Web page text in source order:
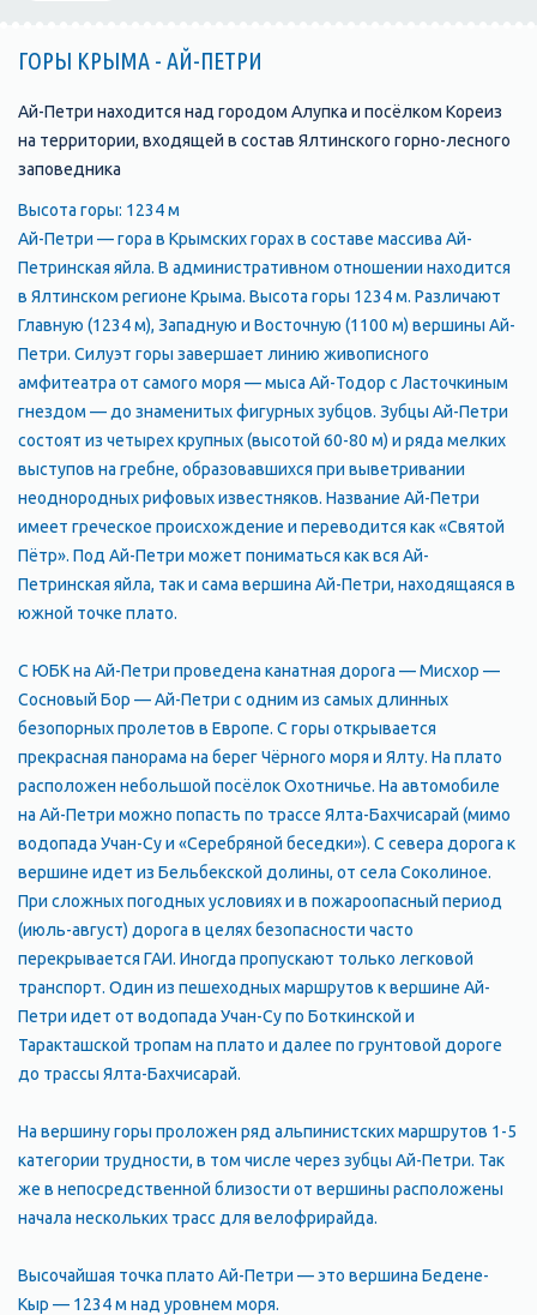
ГОРЫ КРЫМА - АЙ-ПЕТРИ
Ай-Петри находится над городом Алупка и посёлком Кореиз
на территории, входящей в состав Ялтинского горно-лесного
заповедника
Высота горы: 1234 м
Ай-Петри — гора в Крымских горах в составе массива Ай-
Петринская яйла. В административном отношении находится
в Ялтинском регионе Крыма. Высота горы 1234 м. Различают
Главную (1234 м), Западную и Восточную (1100 м) вершины Ай-
Петри. Силуэт горы завершает линию живописного
амфитеатра от самого моря — мыса Ай-Тодор с Ласточкиным
гнездом — до знаменитых фигурных зубцов. Зуб­цы Ай-Петри
состоят из четырех крупных (высотой 60-80 м) и ряда мелких
выступов на гребне, образовавшихся при выветрива­нии
неоднородных рифовых известняков. Название Ай-Петри
имеет греческое происхождение и переводится как «Святой
Пётр». Под Ай-Петри может пониматься как вся Ай-
Петринская яйла, так и сама вершина Ай-Петри, находящаяся в
южной точке плато.
С ЮБК на Ай-Петри проведена канатная дорога — Мисхор —
Сосновый Бор — Ай-Петри с одним из самых длинных
безопорных пролетов в Европе. С горы открывается
прекрасная панорама на берег Чёрного моря и Ялту. На плато
расположен небольшой посёлок Охотничье. На автомобиле
на Ай-Петри можно попасть по трассе Ялта-Бахчисарай (мимо
водопада Учан-Су и «Серебряной беседки»). С севера дорога к
вершине идет из Бельбекской долины, от села Соколиное.
При сложных погодных условиях и в пожароопасный период
(июль-август) дорога в целях безопасности часто
перекрывается ГАИ. Иногда пропускают только легковой
транспорт. Один из пешеходных маршрутов к вершине Ай-
Петри идет от водопада Учан-Су по Боткинской и
Таракташской тропам на плато и далее по грунтовой дороге
до трассы Ялта-Бахчисарай.
На вершину горы проложен ряд альпинистских маршрутов 1-5
категории трудности, в том числе через зубцы Ай-Петри. Так
же в непосредственной близости от вершины расположены
начала нескольких трасс для велофрирайда.
Высочайшая точка плато Ай-Петри — это вершина Бедене-
Кыр — 1234 м над уровнем моря.